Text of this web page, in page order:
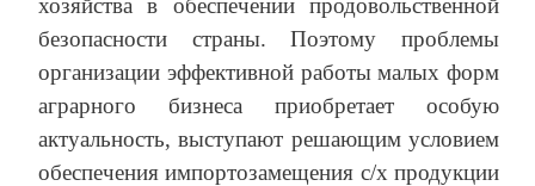
хозяйства в обеспечении продовольственной
безопасности страны. Поэтому проблемы
организации эффективной работы малых форм
аграрного бизнеса приобретает особую
актуальность, выступают решающим условием
обеспечения импортозамещения с/х продукции